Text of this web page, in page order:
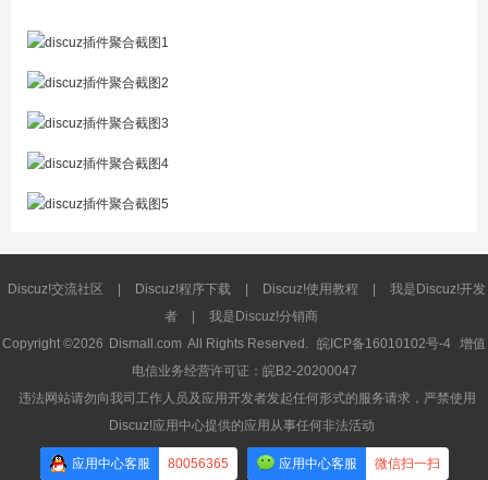
Discuz!交流社区 Discuz!程序下载 Discuz!使用教程
我是Discuz!开发
者
我是Discuz!分销商
Copyright ©2026 Dismall.com All Rights Reserved. 皖ICP备16010102号-4 增值
电信业务经营许可证：皖B2-20200047
违法网站请勿向我司工作人员及应用开发者发起任何形式的服务请求，严禁使用
Discuz!应用中心提供的应用从事任何非法活动
应用中心客服 80056365 应用中心客服 微信扫一扫